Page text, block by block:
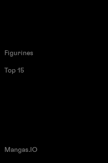
Figurines
Top 15
Mangas.IO